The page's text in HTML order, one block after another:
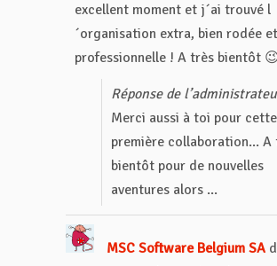
excellent moment et j´ai trouvé l
´organisation extra, bien rodée
professionnelle ! A très bientôt
Réponse de
Merci aussi à toi pour cette
première collaboration... A
bientôt pour de nouvelles
aventures alors ...
MSC Software Belgium SA